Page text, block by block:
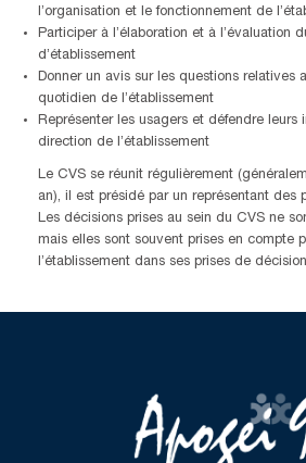
l’organisation et le fonctionnement de
Participer à l’élaboration et à l’évaluation
d’établissement
Donner un avis sur les questions relatives
quotidien de l’établissement
Représenter les usagers et défendre leurs
direction de l’établissement
Le CVS se réunit régulièrement
an), il est présidé par un représentant des
Les décisions prises au sein du CVS ne
mais elles sont souvent prises en compte
l’établissement dans ses prises de